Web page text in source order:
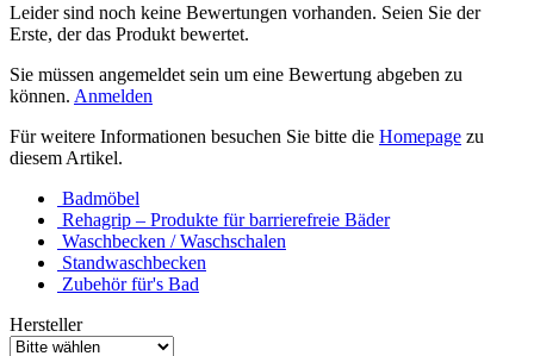
Leider sind noch keine Bewertungen vorhanden. Seien Sie der
Erste, der das Produkt bewertet.
Sie müssen angemeldet sein um eine Bewertung abgeben zu
können. Anmelden
Für weitere Informationen besuchen Sie bitte die Homepage zu
diesem Artikel.
Badmöbel
Rehagrip – Produkte für barrierefreie Bäder
Waschbecken / Waschschalen
Standwaschbecken
Zubehör für's Bad
Hersteller